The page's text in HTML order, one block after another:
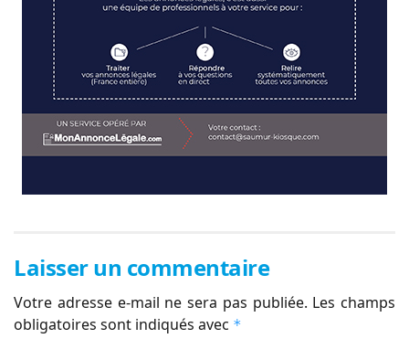
Laisser un commentaire
Votre adresse e-mail ne sera pas publiée. Les champs
obligatoires sont indiqués avec *